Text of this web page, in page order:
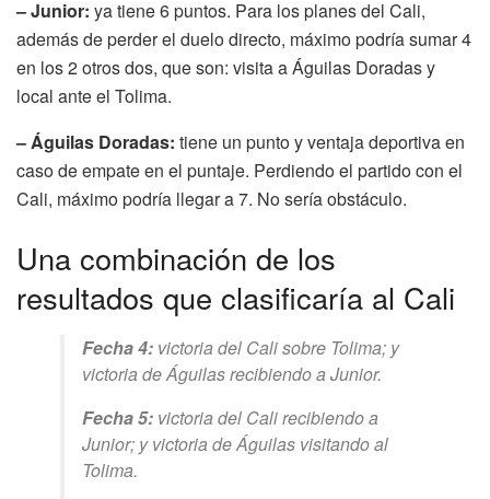
– Junior: ya tiene 6 puntos. Para los planes del Cali,
además de perder el duelo directo, máximo podría sumar 4
en los 2 otros dos, que son: visita a Águilas Doradas y
local ante el Tolima.
– Águilas Doradas: tiene un punto y ventaja deportiva en
caso de empate en el puntaje. Perdiendo el partido con el
Cali, máximo podría llegar a 7. No sería obstáculo.
Una combinación de los
resultados que clasificaría al Cali
Fecha 4: victoria del Cali sobre Tolima; y
victoria de Águilas recibiendo a Junior.
Fecha 5: victoria del Cali recibiendo a
Junior; y victoria de Águilas visitando al
Tolima.